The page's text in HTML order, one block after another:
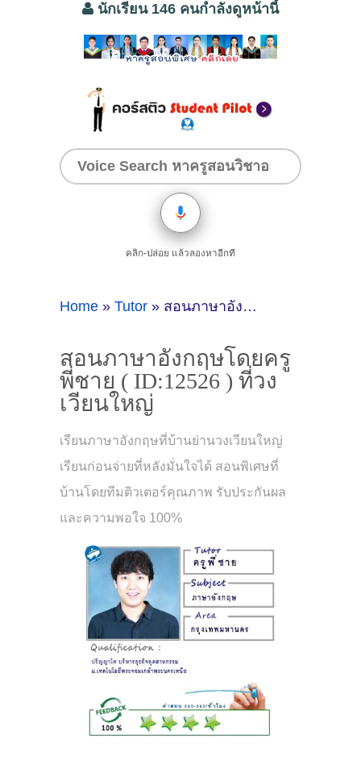
นักเรียน 146 คนกำลังดูหน้านี้
คลิก-ปล่อย แล้วลองหาอีกที
Home » Tutor » สอนภาษาอังกฤษโดยครูพี่ชาย ( ID:12526 ) ที่วงเวียนใหญ่
สอนภาษาอังกฤษโดยครู
พี่ชาย ( ID:12526 ) ที่วง
เวียนใหญ่
เรียนภาษาอังกฤษที่บ้านย่านวงเวียนใหญ่
เรียนก่อนจ่ายที่หลังมั่นใจได้ สอนพิเศษที่
บ้านโดยทีมติวเตอร์คุณภาพ รับประกันผล
และความพอใจ 100%